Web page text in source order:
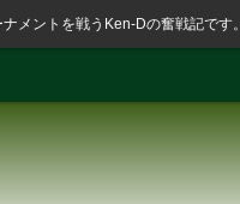
メントを戦うKen-Dの奮戦記です